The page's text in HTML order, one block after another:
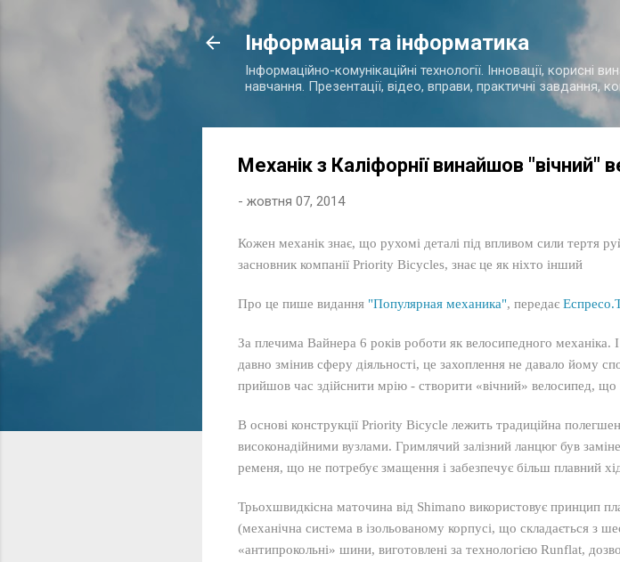
Перейти до
Інформація та інформатика
Інформаційно-комунікаційні технології. Інновації, корисні
навчання. Презентації, відео, вправи, практичні завдання,
Механік з Каліфорнії винайшов "вічний"
- жовтня 07, 2014
Кожен механік знає, що рухомі деталі під впливом сили тертя
засновник компанії Priority Bicycles, знає це як ніхто інший
Про це пише видання "Популярная механика", передає
За плечима Вайнера 6 років роботи як велосипедного механіка.
давно змінив сферу діяльності, це захоплення не давало йому
прийшов час здійснити мрію - створити «вічний» велосипед, що
В основі конструкції Priority Bicycle лежить традиційна
високонадійними вузлами. Гримлячий залізний ланцюг був
ременя, що не потребує змащення і забезпечує більш плавний
Трьохшвидкісна маточина від Shimanо використовує принцип
(механічна система в ізольованому корпусі, що складається з
«антипрокольні» шини, виготовлені за технологією Runflat,